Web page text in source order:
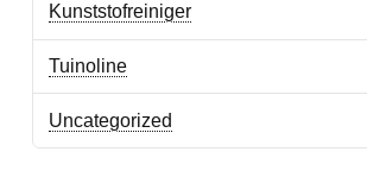
Kunststofreiniger
Tuinoline
Uncategorized